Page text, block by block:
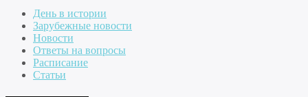
День в истории
Зарубежные новости
Новости
Ответы на вопросы
Расписание
Статьи